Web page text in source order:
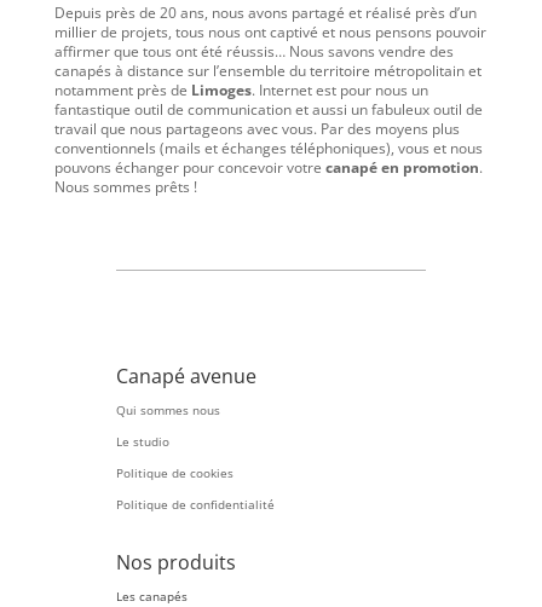
Depuis près de 20 ans, nous avons partagé et réalisé près d’un
millier de projets, tous nous ont captivé et nous pensons pouvoir
affirmer que tous ont été réussis… Nous savons vendre des
canapés à distance sur l’ensemble du territoire métropolitain et
notamment près de Limoges. Internet est pour nous un
fantastique outil de communication et aussi un fabuleux outil de
travail que nous partageons avec vous. Par des moyens plus
conventionnels (mails et échanges téléphoniques), vous et nous
pouvons échanger pour concevoir votre canapé en promotion.
Nous sommes prêts !
Canapé avenue
Qui sommes nous
Le studio
Politique de cookies
Politique de confidentialité
Nos produits
Les canapés